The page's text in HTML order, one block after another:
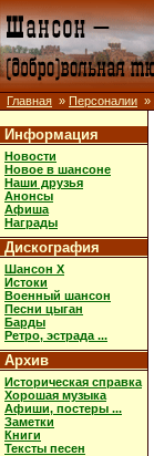
Главная » Персоналии »
Информация
Новости
Новое в шансоне
Наши друзья
Анонсы
Афиша
Награды
Дискография
Шансон X
Истоки
Военный шансон
Песни цыган
Барды
Ретро, эстрада ...
Архив
Историческая справка
Хорошая музыка
Афиши, постеры ...
Заметки
Книги
Тексты песен